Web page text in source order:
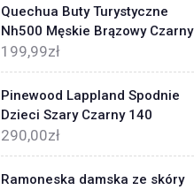
Quechua Buty Turystyczne
Nh500 Męskie Brązowy Czarny
199,99zł
Pinewood Lappland Spodnie
Dzieci Szary Czarny 140
290,00zł
Ramoneska damska ze skóry